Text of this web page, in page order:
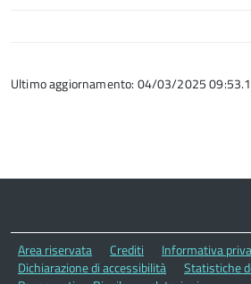
Ultimo aggiornamento: 04/03/2025
Area riservata Crediti Informativa
Dichiarazione di accessibilità
Statistiche